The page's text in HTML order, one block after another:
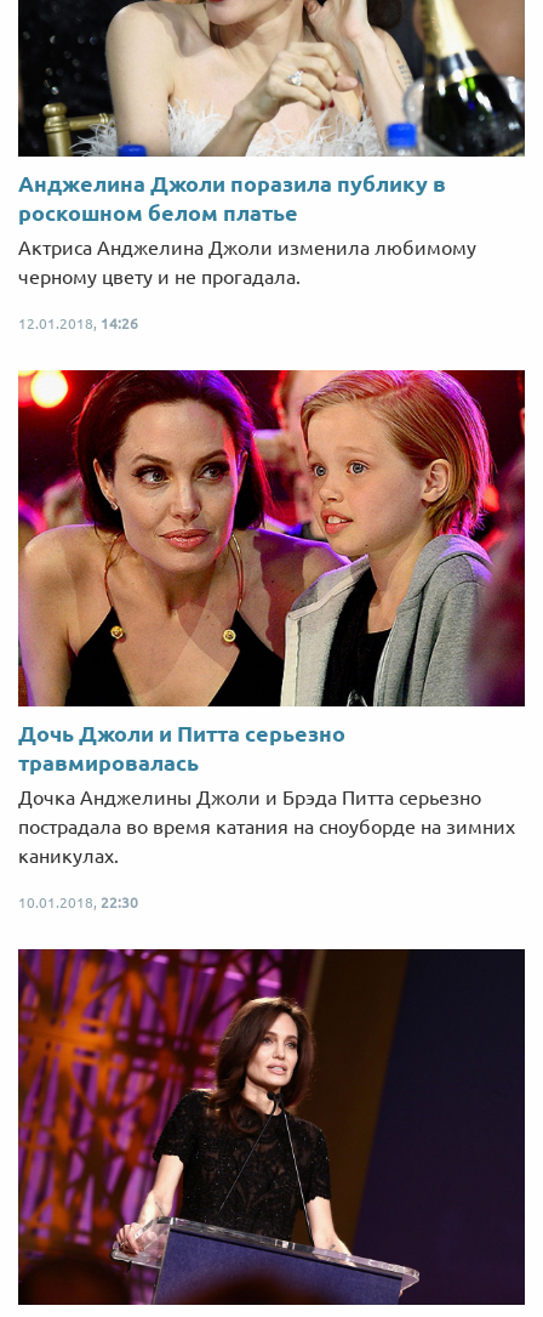
Анджелина Джоли поразила публику в
роскошном белом платье
Актриса Анджелина Джоли изменила любимому
черному цвету и не прогадала.
12.01.2018, 14:26
Дочь Джоли и Питта серьезно
травмировалась
Дочка Анджелины Джоли и Брэда Питта серьезно
пострадала во время катания на сноуборде на зимних
каникулах.
10.01.2018, 22:30